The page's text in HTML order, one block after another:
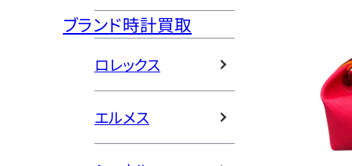
ブランド時計買取
ロレックス
エルメス